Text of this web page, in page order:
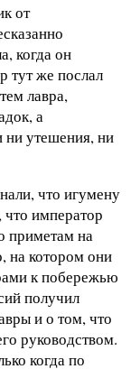
от
когда он
тут же послал
лавра,
а
ни утешения, ни
что игумену
что император
приметам на
на котором они
к побережью
получил
и о том, что
руководством.
когда по